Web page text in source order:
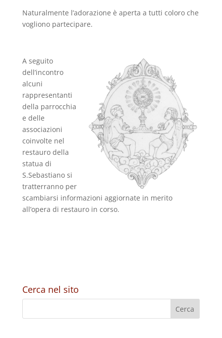
Naturalmente l’adorazione è aperta a tutti coloro che
vogliono partecipare.
A seguito
dell’incontro
alcuni
rappresentanti
della parrocchia
e delle
associazioni
coinvolte nel
restauro della
statua di
S.Sebastiano si
tratterranno per
scambiarsi informazioni aggiornate in merito
all’opera di restauro in corso.
Cerca nel sito